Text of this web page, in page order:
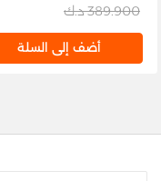
389.900 د.ك
أضف إلى السلة